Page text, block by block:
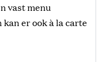
vast menu
er ook à la carte